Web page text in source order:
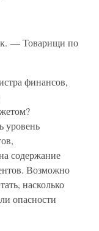
— Товарищи по
финансов,
уровень
содержание
Возможно
насколько
опасности